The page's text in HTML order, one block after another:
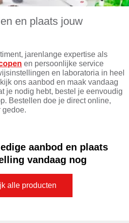
en plaats jouw
jarenlange expertise als
en persoonlijke service
en laboratoria in heel
ons aanbod en maak vandaag
je nodig hebt, bestel je eenvoudig
Bestellen doe je direct online,
gedoe.
aanbod en plaats
vandaag nog
alle producten